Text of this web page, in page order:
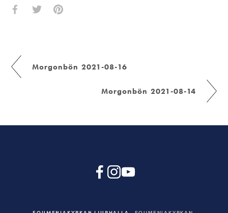
Morgonbön 2021-08-16
Morgonbön 2021-08-14